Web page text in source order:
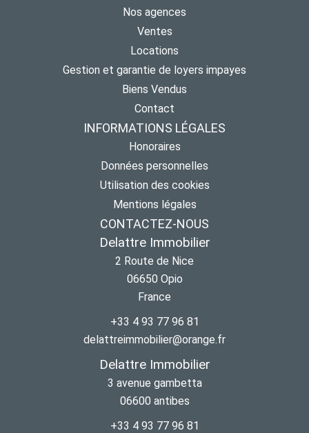
Nos agences
Ventes
Locations
Gestion et garantie de loyers impayes
Biens Vendus
Contact
INFORMATIONS LÉGALES
Honoraires
Données personnelles
Utilisation des cookies
Mentions légales
CONTACTEZ-NOUS
Delattre Immobilier
2 Route de Nice
06650 Opio
France
+33 4 93 77 96 81
delattreimmobilier@orange.fr
Delattre Immobilier
3 avenue gambetta
06600 antibes
+33 4 93 77 96 81